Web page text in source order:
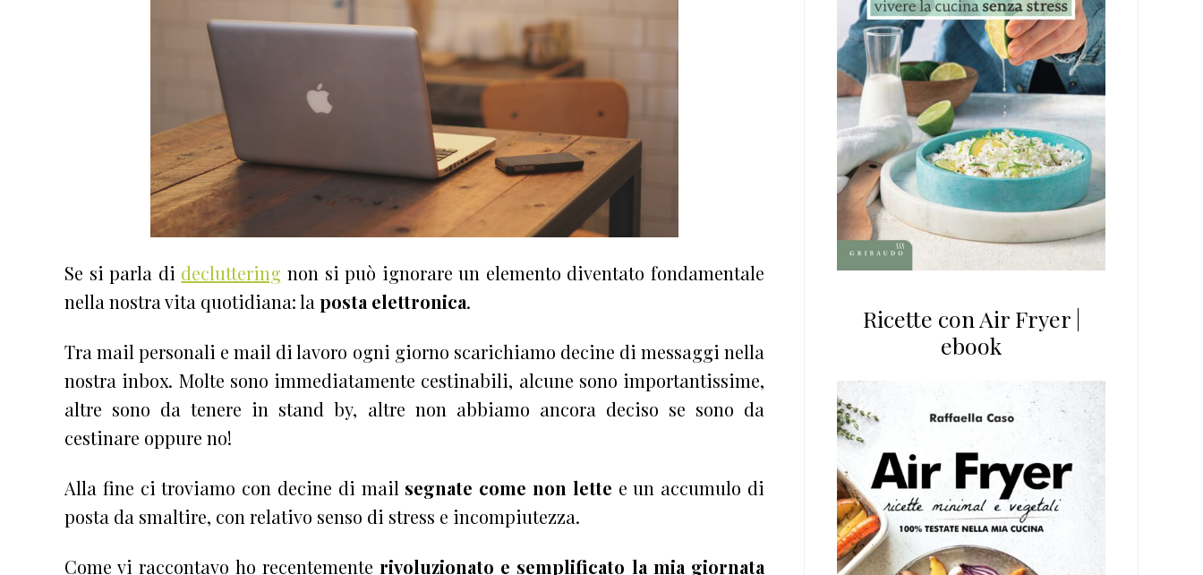
Se si parla di decluttering non si può ignorare un elemento diventato fondamentale
nella nostra vita quotidiana: la posta elettronica.
Tra mail personali e mail di lavoro ogni giorno scarichiamo decine di messaggi nella
nostra inbox. Molte sono immediatamente cestinabili, alcune sono importantissime,
altre sono da tenere in stand by, altre non abbiamo ancora deciso se sono da
cestinare oppure no!
Alla fine ci troviamo con decine di mail segnate come non lette e un accumulo di
posta da smaltire, con relativo senso di stress e incompiutezza.
Come vi raccontavo ho recentemente rivoluzionato e semplificato la mia giornata
Ricette con Air Fryer |
ebook